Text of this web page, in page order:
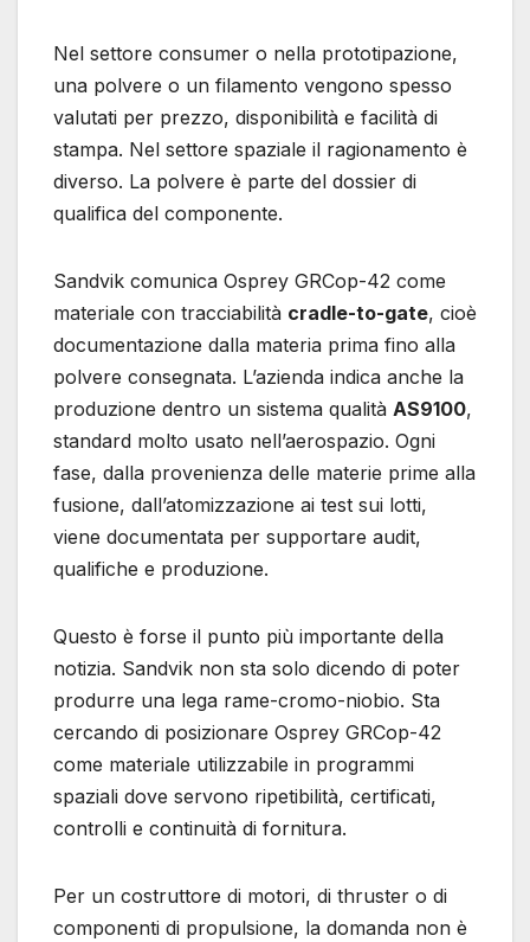
Nel settore consumer o nella prototipazione,
una polvere o un filamento vengono spesso
valutati per prezzo, disponibilità e facilità di
stampa. Nel settore spaziale il ragionamento è
diverso. La polvere è parte del dossier di
qualifica del componente.
Sandvik comunica Osprey GRCop-42 come
materiale con tracciabilità cradle-to-gate, cioè
documentazione dalla materia prima fino alla
polvere consegnata. L’azienda indica anche la
produzione dentro un sistema qualità AS9100,
standard molto usato nell’aerospazio. Ogni
fase, dalla provenienza delle materie prime alla
fusione, dall’atomizzazione ai test sui lotti,
viene documentata per supportare audit,
qualifiche e produzione.
Questo è forse il punto più importante della
notizia. Sandvik non sta solo dicendo di poter
produrre una lega rame-cromo-niobio. Sta
cercando di posizionare Osprey GRCop-42
come materiale utilizzabile in programmi
spaziali dove servono ripetibilità, certificati,
controlli e continuità di fornitura.
Per un costruttore di motori, di thruster o di
componenti di propulsione, la domanda non è